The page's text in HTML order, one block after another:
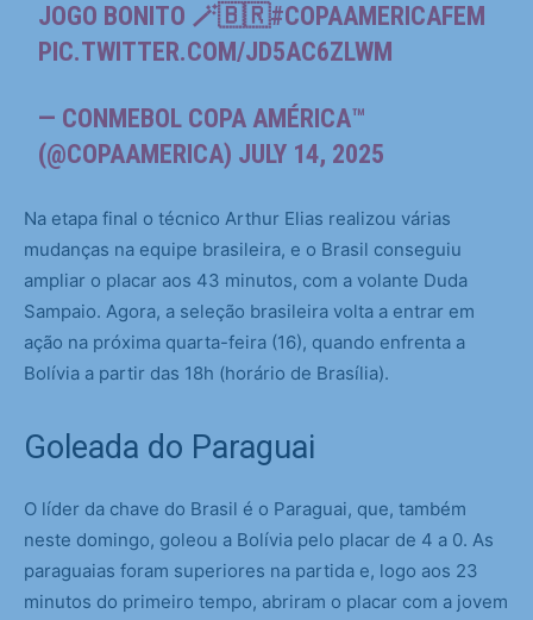
JOGO BONITO 🪄🇧🇷#COPAAMERICAFEM
PIC.TWITTER.COM/JD5AC6ZLWM
— CONMEBOL COPA AMÉRICA™️
(@COPAAMERICA) JULY 14, 2025
Na etapa final o técnico Arthur Elias realizou várias
mudanças na equipe brasileira, e o Brasil conseguiu
ampliar o placar aos 43 minutos, com a volante Duda
Sampaio. Agora, a seleção brasileira volta a entrar em
ação na próxima quarta-feira (16), quando enfrenta a
Bolívia a partir das 18h (horário de Brasília).
Goleada do Paraguai
O líder da chave do Brasil é o Paraguai, que, também
neste domingo, goleou a Bolívia pelo placar de 4 a 0. As
paraguaias foram superiores na partida e, logo aos 23
minutos do primeiro tempo, abriram o placar com a jovem